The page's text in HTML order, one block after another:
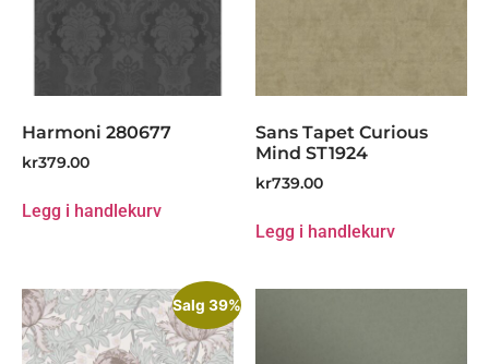
Harmoni 280677
kr379.00
Legg i handlekurv
Sans Tapet Curious
Mind ST1924
kr739.00
Legg i handlekurv
Salg 39%